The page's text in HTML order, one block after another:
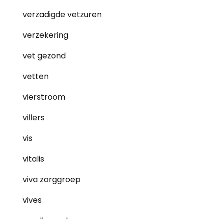
verzadigde vetzuren
verzekering
vet gezond
vetten
vierstroom
villers
vis
vitalis
viva zorggroep
vives